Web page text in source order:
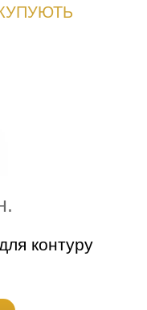
контуру